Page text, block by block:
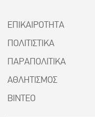
ΕΠΙΚΑΙΡΟΤΗΤΑ
ΠΟΛΙΤΙΣΤΙΚΑ
ΠΑΡΑΠΟΛΙΤΙΚΑ
ΑΘΛΗΤΙΣΜΟΣ
ΒΙΝΤΕΟ